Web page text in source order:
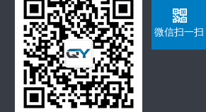
微信扫一扫